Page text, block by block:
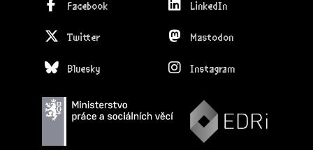
Facebook LinkedIn
Twitter Mastodon
Bluesky Instagram